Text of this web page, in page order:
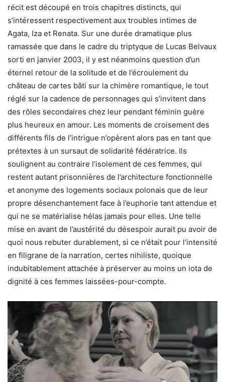
récit est découpé en trois chapitres distincts, qui
s’intéressent respectivement aux troubles intimes de
Agata, Iza et Renata. Sur une durée dramatique plus
ramassée que dans le cadre du triptyque de Lucas Belvaux
sorti en janvier 2003, il y est néanmoins question d’un
éternel retour de la solitude et de l’écroulement du
château de cartes bâti sur la chimère romantique, le tout
réglé sur la cadence de personnages qui s’invitent dans
des rôles secondaires chez leur pendant féminin guère
plus heureux en amour. Les moments de croisement des
différents fils de l’intrigue n’opèrent alors pas en tant que
prétextes à un sursaut de solidarité fédératrice. Ils
soulignent au contraire l’isolement de ces femmes, qui
restent autant prisonnières de l’architecture fonctionnelle
et anonyme des logements sociaux polonais que de leur
propre désenchantement face à l’euphorie tant attendue et
qui ne se matérialise hélas jamais pour elles. Une telle
mise en avant de l’austérité du désespoir aurait pu avoir de
quoi nous rebuter durablement, si ce n’était pour l’intensité
en filigrane de la narration, certes nihiliste, quoique
indubitablement attachée à préserver au moins un iota de
dignité à ces femmes laissées-pour-compte.